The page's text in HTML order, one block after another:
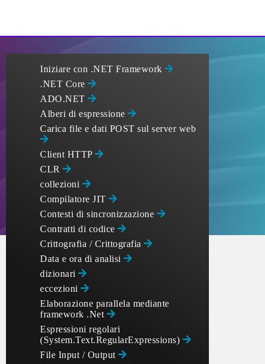
Iniziare con .NET Framework
.NET Core
ADO.NET
Alberi di espressione
Carica file e dati POST sul server web
Client HTTP
CLR
collezioni
Compilatore JIT
Contesti di sincronizzazione
Contratti di codice
Crittografia / Crittografia
Data e ora di analisi
dizionari
eccezioni
Elaborazione parallela mediante
framework .Net
Espressioni regolari
(System.Text.RegularExpressions)
File Input / Output